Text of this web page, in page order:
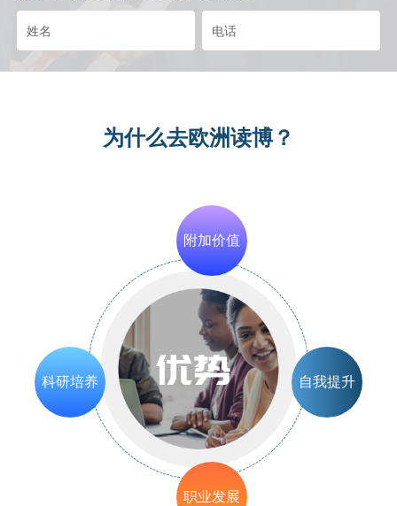
为什么去欧洲读博？
科研培养
附加价值
自我提升
职业发展